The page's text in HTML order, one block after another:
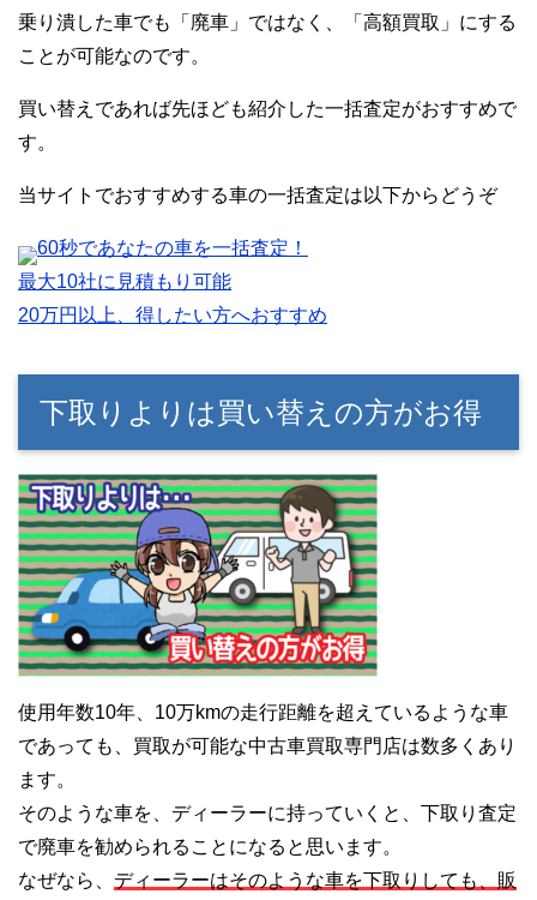
乗り潰した車でも「廃車」ではなく、「高額買取」にする
ことが可能なのです。
買い替えであれば先ほども紹介した一括査定がおすすめで
す。
当サイトでおすすめする車の一括査定は以下からどうぞ
60秒であなたの車を一括査定！
最大10社に見積もり可能
20万円以上、得したい方へおすすめ
下取りよりは買い替えの方がお得
使用年数10年、10万kmの走行距離を超えているような車
であっても、買取が可能な中古車買取専門店は数多くあり
ます。
そのような車を、ディーラーに持っていくと、下取り査定
で廃車を勧められることになると思います。
なぜなら、 ディーラーはそのような車を下取りしても、販